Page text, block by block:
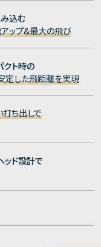
込む
ップ&最大の飛び
クト時の
定した飛距離を実現
打ち出しで
ド設計で